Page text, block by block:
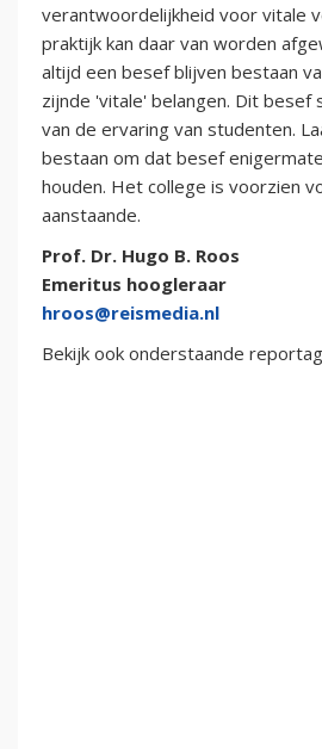
verantwoordelijkheid voor vitale
praktijk kan daar van worden
altijd een besef blijven bestaan
zijnde 'vitale' belangen. Dit besef
van de ervaring van studenten.
bestaan om dat besef
houden. Het college is voorzien
aanstaande.
Prof. Dr. Hugo B. Roos
Emeritus hoogleraar
hroos@reismedia.nl
Bekijk ook onderstaande